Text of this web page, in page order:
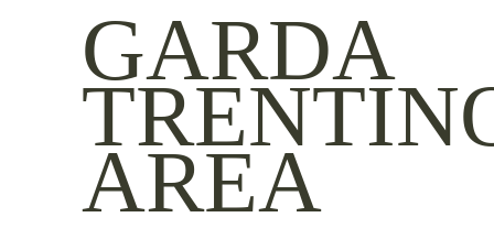
GARDA
AREA